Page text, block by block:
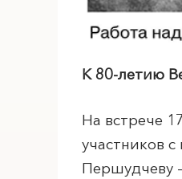
ПОИСК ПО
К 80-летию
На встрече
участников
Першудчеву